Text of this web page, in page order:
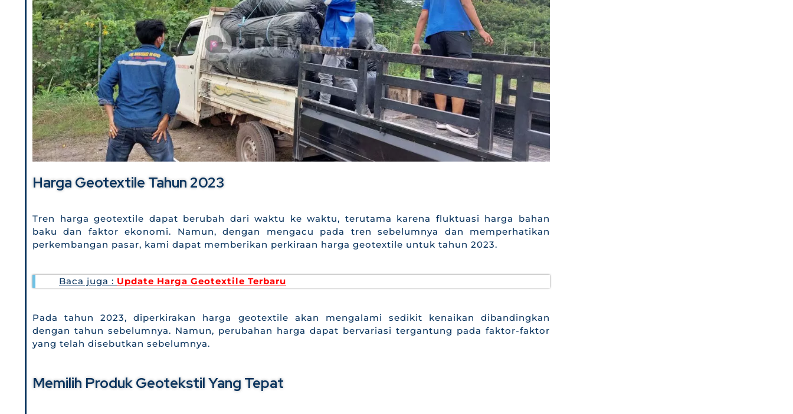
Harga Geotextile Tahun 2023
Tren harga geotextile dapat berubah dari waktu ke waktu, terutama karena fluktuasi harga bahan
baku dan faktor ekonomi. Namun, dengan mengacu pada tren sebelumnya dan memperhatikan
perkembangan pasar, kami dapat memberikan perkiraan harga geotextile untuk tahun 2023.
Baca juga : Update Harga Geotextile Terbaru
Pada tahun 2023, diperkirakan harga geotextile akan mengalami sedikit kenaikan dibandingkan
dengan tahun sebelumnya. Namun, perubahan harga dapat bervariasi tergantung pada faktor-faktor
yang telah disebutkan sebelumnya.
Memilih Produk Geotekstil Yang Tepat